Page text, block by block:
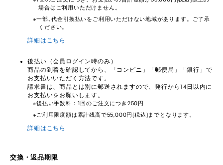
場合はご利用いただけません。
一部､代金引換払いをご利用いただけない地域があります。ご了承
ください。
詳細はこちら
後払い（会員ログイン時のみ）
商品の到着を確認してから、「コンビニ」「郵便局」「銀行」で
お支払いいただく方法です。
請求書は、商品とは別に郵送されますので、発行から14日以内に
お支払いをお願いします。
後払い手数料：1回のご注文につき250円
ご利用限度額は累計残高で55,000円(税込)までとなります。
詳細はこちら
交換・返品期限